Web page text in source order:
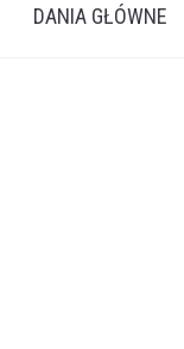
DANIA GŁÓWNE